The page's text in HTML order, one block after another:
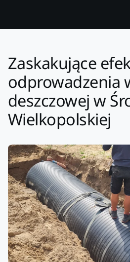
Zaskakujące
odprowadzenia
deszczowej w
Wielkopolskiej